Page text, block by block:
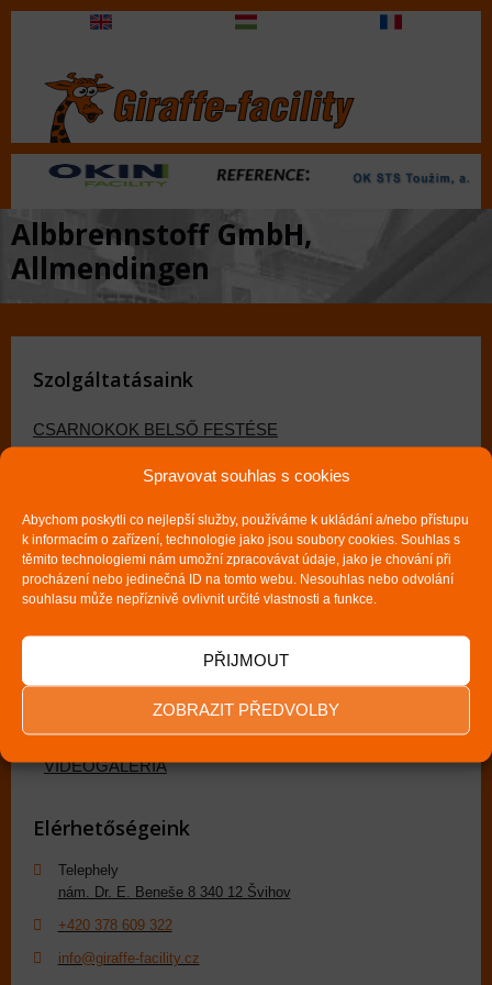
Spravovat souhlas s cookies
Abychom poskytli co nejlepší služby, používáme k ukládání a/nebo přístupu
k informacím o zařízení, technologie jako jsou soubory cookies. Souhlas s
těmito technologiemi nám umožní zpracovávat údaje, jako je chování při
procházení nebo jedinečná ID na tomto webu. Nesouhlas nebo odvolání
souhlasu může nepříznivě ovlivnit určité vlastnosti a funkce.
PŘIJMOUT
ZOBRAZIT PŘEDVOLBY
Albbrennstoff GmbH,
Allmendingen
Szolgáltatásaink
CSARNOKOK BELSŐ FESTÉSE
CSARNOKOK BELSO TISZTÍTÁSA
Acélszerkezetek bevonatai
FÉMLEMEZ TETÖK FESTÉSE
Több információ
REFERENCIÁK
VIDEÓGALÉRIA
Elérhetőségeink
Telephely
nám. Dr. E. Beneše 8 340 12 Švihov
+420 378 609 322
info@giraffe-facility.cz